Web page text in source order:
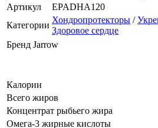
Артикул
EPADHA120
Категории
Хондропротекторы /
Здоровое сердце
Бренд Jarrow
Калории
Всего жиров
Концентрат рыбьего жира
Омега-3 жирные кислоты